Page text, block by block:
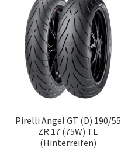
Pirelli Angel GT (D) 190/55
ZR 17 (75W) TL
(Hinterreifen)